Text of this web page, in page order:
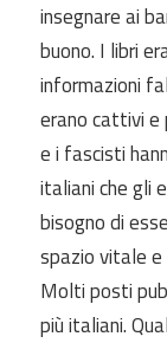
insegnare ai
buono. I libri
informazioni
erano cattivi e
e i fascisti
italiani che gli
bisogno di
spazio vitale e
Molti posti
più italiani.